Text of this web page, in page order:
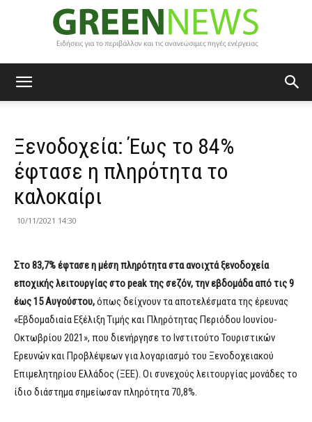
News
Ξενοδοχεία: Έως το 84%
έφτασε η πληρότητα το
καλοκαίρι
10/11/2021 14:30
Στο 83,7% έφτασε η μέση πληρότητα στα ανοιχτά ξενοδοχεία
εποχικής λειτουργίας στο peak της σεζόν, την εβδομάδα από τις 9
έως 15 Αυγούστου,όπως δείχνουν τα αποτελέσματα της έρευνας
«Εβδομαδιαία Εξέλιξη Τιμής και Πληρότητας Περιόδου Ιουνίου-
Οκτωβρίου 2021», που διενήργησε το Ινστιτούτο Τουριστικών
Ερευνών και Προβλέψεων για λογαριασμό του Ξενοδοχειακού
Επιμελητηρίου Ελλάδος (ΞΕΕ). Οι συνεχούς λειτουργίας μονάδες το
ίδιο διάστημα σημείωσαν πληρότητα 70,8%.